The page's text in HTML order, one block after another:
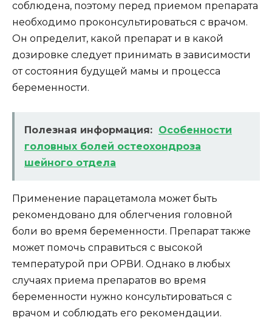
соблюдена, поэтому перед приемом препарата
необходимо проконсультироваться с врачом.
Он определит, какой препарат и в какой
дозировке следует принимать в зависимости
от состояния будущей мамы и процесса
беременности.
Полезная информация: Особенности
головных болей остеохондроза
шейного отдела
Применение парацетамола может быть
рекомендовано для облегчения головной
боли во время беременности. Препарат также
может помочь справиться с высокой
температурой при ОРВИ. Однако в любых
случаях приема препаратов во время
беременности нужно консультироваться с
врачом и соблюдать его рекомендации.